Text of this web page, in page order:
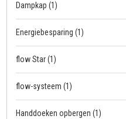
Dampkap(1)
Energiebesparing(1)
flow Star(1)
flow-systeem(1)
Handdoeken opbergen(1)